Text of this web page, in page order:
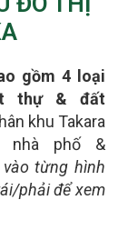
gồm 4 loại
thự & đất
khu Takara
nhà phố &
từng hình
phải để xem